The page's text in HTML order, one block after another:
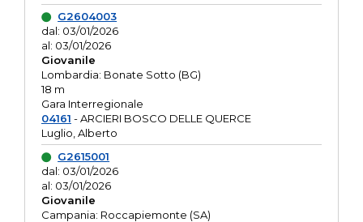
G2604003
dal: 03/01/2026
al: 03/01/2026
Giovanile
Lombardia: Bonate Sotto (BG)
18 m
Gara Interregionale
04161 - ARCIERI BOSCO DELLE QUERCE
Luglio, Alberto
G2615001
dal: 03/01/2026
al: 03/01/2026
Giovanile
Campania: Roccapiemonte (SA)